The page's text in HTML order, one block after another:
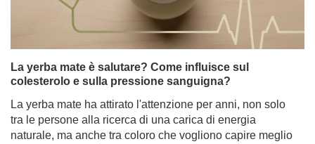
La yerba mate è salutare? Come influisce sul
colesterolo e sulla pressione sanguigna?
La yerba mate ha attirato l'attenzione per anni, non solo
tra le persone alla ricerca di una carica di energia
naturale, ma anche tra coloro che vogliono capire meglio